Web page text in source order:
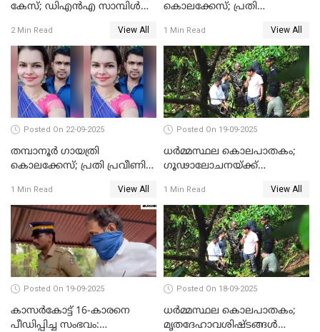
കേസ്; ഡിഎൻഎ സാമ്പിൾ
2 Min Read View All
കൊലക്കേസ്; പ്രതി
രേഖപ്പെടുത്തി
1 Min Read View All
Posted On 22-09-2025
തമ്പാനൂര്‍ ഗായത്രി
കൊലക്കേസ്; പ്രതി പ്രവീണിന്
ലക്ഷം രൂപ പിഴയും
1 Min Read View All
Posted On 19-09-2025
ധർമ്മസ്ഥല കൊലപാതകം;
ഗൂഢാലോചനയ്ക്ക്
1 Min Read View All
Posted On 19-09-2025
കാസർകോട്ട് 16-കാരനെ
പീഡിപ്പിച്ച സംഭവം:
Posted On 18-09-2025
ധർമ്മസ്ഥല കൊലപാതകം;
മൃതദേഹാവശിഷ്ടങ്ങൾ